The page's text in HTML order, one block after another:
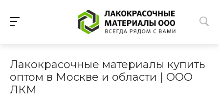
Лакокрасочные материалы купить
оптом в Москве и области | ООО
ЛКМ